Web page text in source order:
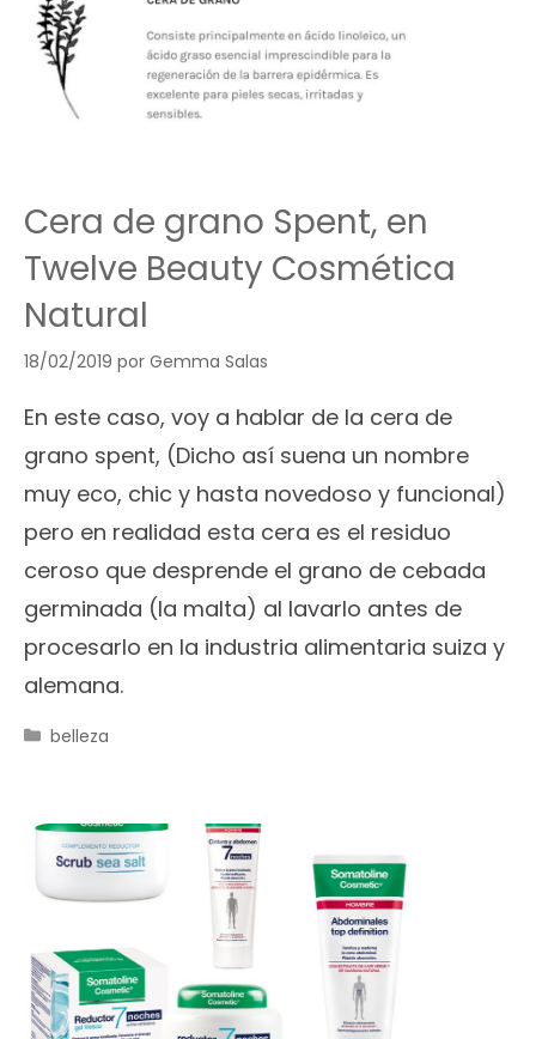
Cera de grano Spent, en
Twelve Beauty Cosmética
Natural
18/02/2019 por Gemma Salas
En este caso, voy a hablar de la cera de
grano spent, (Dicho así suena un nombre
muy eco, chic y hasta novedoso y funcional)
pero en realidad esta cera es el residuo
ceroso que desprende el grano de cebada
germinada (la malta) al lavarlo antes de
procesarlo en la industria alimentaria suiza y
alemana.
Categorías
belleza